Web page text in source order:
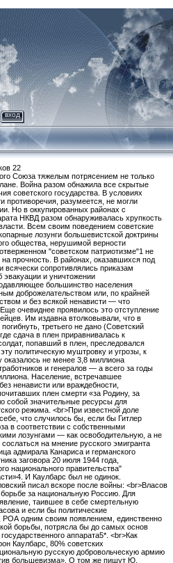
вход
22
Союза тяжелым потрясением не только
Война разом обнажила все скрытые
советского государства. В условиях
противоречия, разумеется, не могли
Но в оккупированных районах с
НКВД разом обнаруживалась хрупкость
Всем своим поведением советские
лозунги большевистской доктрины
общества, нерушимой верности
"советском патриотизме"1 не
прочность. В районах, оказавшихся под
всячески сопротивлялись приказам
эвакуации и уничтожении
большинство населения
доброжелательством или, по крайней
и без всякой ненависти — что
очевиднее проявилось это отступление
Им издавна втолковывали, что в
третьего не дано (Советский
сдача в плен приравнивалась к
попавший в плен, преследовался
политическую муштровку и угрозы, к
оказалось не менее 3,8 миллиона
и генералов — а всего за годы
Население, встречавшее
ненависти или враждебности,
плен смерти «за Родину, за
собой значительные ресурсы для
режима. <br>При известной доле
что случилось бы, если бы Гитлер
в соответствии с собственными
лозунгами — как освободительную, а не
на мнение русского эмигранта
адмирала Канариса и германского
заговора 20 июля 1944 года,
национального правительства"
И Каулбарс был не одинок.
писал вскоре после войны: <br>Власов
за национальную Россию. Для
таившее в себе смертельную
и если бы политические
РОА одним своим появлением, единственно
борьбы, потрясла бы до самых основ
аппарата5*. <br>Как
Каулбарс, 80% советских
русскую добровольческую армию
большевизма». О том же пишут Ю.